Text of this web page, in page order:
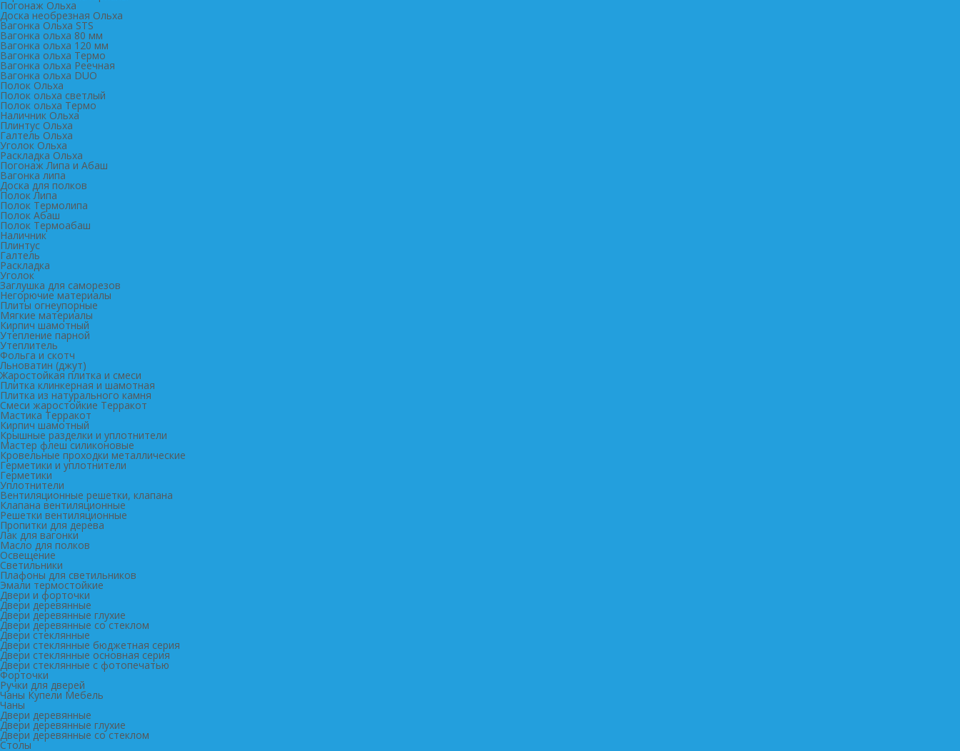
Погонаж Ольха
Доска необрезная Ольха
Вагонка Ольха STS
Вагонка ольха 80 мм
Вагонка ольха 120 мм
Вагонка ольха Термо
Вагонка ольха Реечная
Вагонка ольха DUO
Полок Ольха
Полок ольха светлый
Полок ольха Термо
Наличник Ольха
Плинтус Ольха
Галтель Ольха
Уголок Ольха
Раскладка Ольха
Погонаж Липа и Абаш
Вагонка липа
Доска для полков
Полок Липа
Полок Термолипа
Полок Абаш
Полок Термоабаш
Наличник
Плинтус
Галтель
Раскладка
Уголок
Заглушка для саморезов
Негорючие материалы
Плиты огнеупорные
Мягкие материалы
Кирпич шамотный
Утепление парной
Утеплитель
Фольга и скотч
Льноватин (джут)
Жаростойкая плитка и смеси
Плитка клинкерная и шамотная
Плитка из натурального камня
Смеси жаростойкие Терракот
Мастика Терракот
Кирпич шамотный
Крышные разделки и уплотнители
Мастер флеш силиконовые
Кровельные проходки металлические
Герметики и уплотнители
Герметики
Уплотнители
Вентиляционные решетки, клапана
Клапана вентиляционные
Решетки вентиляционные
Пропитки для дерева
Лак для вагонки
Масло для полков
Освещение
Светильники
Плафоны для светильников
Эмали термостойкие
Двери и форточки
Двери деревянные
Двери деревянные глухие
Двери деревянные со стеклом
Двери стеклянные
Двери стеклянные бюджетная серия
Двери стеклянные основная серия
Двери стеклянные с фотопечатью
Форточки
Ручки для дверей
Чаны Купели Мебель
Чаны
Двери деревянные
Двери деревянные глухие
Двери деревянные со стеклом
Столы